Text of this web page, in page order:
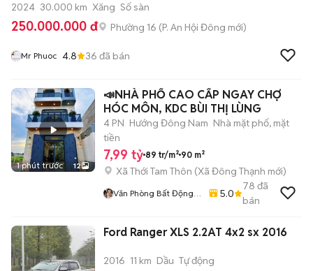
2024 30.000 km Xăng Số sàn
250.000.000 đ Phường 16 (P. An Hội Đông mới)
Mr Phuoc 4.8 36 đã bán
1 phút trước 12
📣NHÀ PHỐ CAO CẤP NGAY CHỢ
HÓC MÔN, KDC BÙI THỊ LÙNG
4 PN Hướng Đông Nam Nhà mặt phố, mặt
tiền
7,99 tỷ 89 tr/m² 90 m²
Xã Thới Tam Thôn (Xã Đông Thạnh mới)
Văn Phòng Bất Động
5.0
78 đã
bán
Ford Ranger XLS 2.2AT 4x2 sx 2016
2016 11 km Dầu Tự động